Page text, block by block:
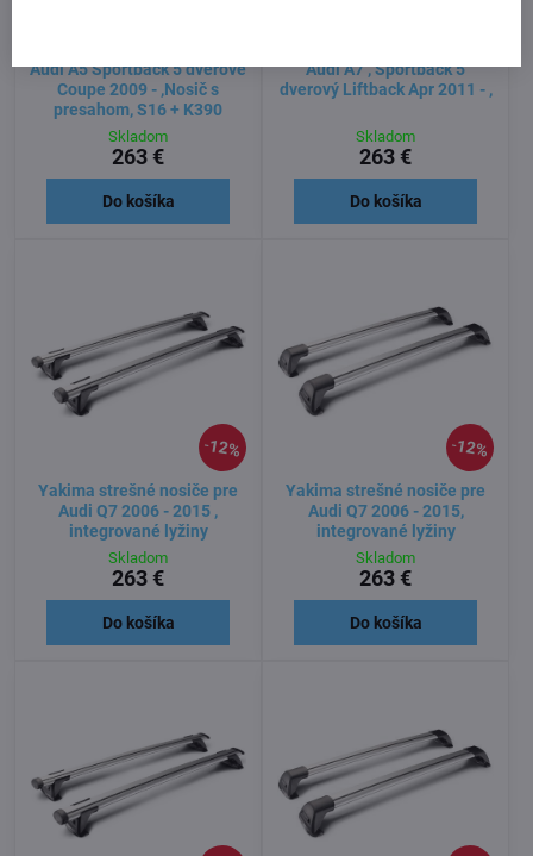
Audi A5 Sportback 5 dverové
Coupe 2009 - ,Nosič s
presahom, S16 + K390
Skladom
263 €
Do košíka
Audi A7 , Sportback 5
dverový Liftback Apr 2011 - ,
Skladom
263 €
Do košíka
12%
Yakima strešné nosiče pre
Audi Q7 2006 - 2015 ,
integrované lyžiny
Skladom
263 €
Do košíka
12%
Yakima strešné nosiče pre
Audi Q7 2006 - 2015,
integrované lyžiny
Skladom
263 €
Do košíka